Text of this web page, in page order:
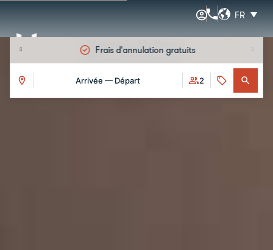
FR
Frais d'annulation gratuits
Arrivée — Départ 2
Hesperia Mallorca
Événements